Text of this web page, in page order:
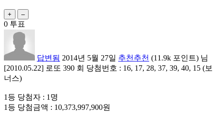
0 투표
답변됨 2014년 5월 27일 추천추천 (11.9k 포인트) 님
[2010.05.22] 로또 390 회 당첨번호 : 16, 17, 28, 37, 39, 40, 15 (보
너스)
1등 당첨자 : 1명
1등 당첨금액 : 10,373,997,900원